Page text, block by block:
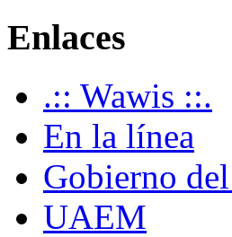
Enlaces
.:: Wawis ::.
En la línea
Gobierno
UAEM